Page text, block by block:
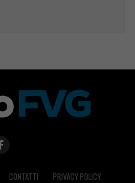
CONTATTI PRIVACY POLICY